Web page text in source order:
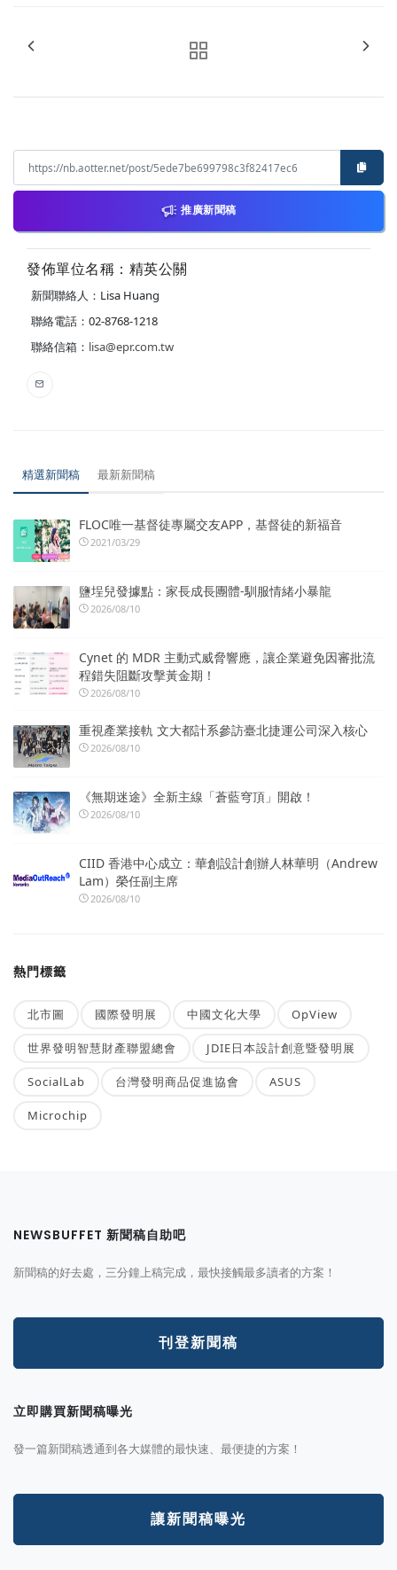
推廣新聞稿
發佈單位名稱：精英公關
新聞聯絡人：Lisa Huang
聯絡電話：02-8768-1218
聯絡信箱： lisa@epr.com.tw
精選新聞稿 最新新聞稿
FLOC唯一基督徒專屬交友APP，基督徒的新福音
2021/03/29
鹽埕兒發據點：家長成長團體-馴服情緒小暴龍
2026/08/10
Cynet 的 MDR 主動式威脅響應，讓企業避免因審批流
程錯失阻斷攻擊黃金期！
2026/08/10
重視產業接軌 文大都計系參訪臺北捷運公司深入核心
2026/08/10
《無期迷途》全新主線「蒼藍穹頂」開啟！
2026/08/10
CIID 香港中心成立：華創設計創辦人林華明（Andrew
Lam）榮任副主席
2026/08/10
熱門標籤
北市圖 國際發明展 中國文化大學 OpView
世界發明智慧財產聯盟總會 JDIE日本設計創意暨發明展
SocialLab 台灣發明商品促進協會 ASUS
Microchip
NEWSBUFFET 新聞稿自助吧
新聞稿的好去處，三分鐘上稿完成，最快接觸最多讀者的方案！
刊登新聞稿
立即購買新聞稿曝光
發一篇新聞稿透通到各大媒體的最快速、最便捷的方案！
讓新聞稿曝光